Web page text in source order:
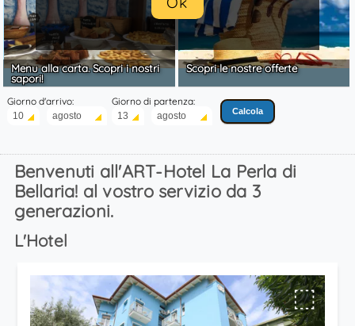
Menu alla carta. Scopri i nostri
sapori!
Scopri le nostre offerte
Giorno d'arrivo: Giorno di partenza:
Benvenuti all'ART-Hotel La Perla di
Bellaria! al vostro servizio da 3
generazioni.
L'Hotel
⬚